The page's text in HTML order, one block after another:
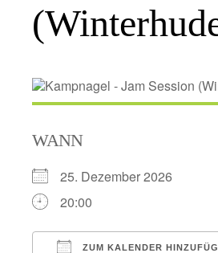
WANN
25. Dezember 2026
20:00
ZUM KALENDER